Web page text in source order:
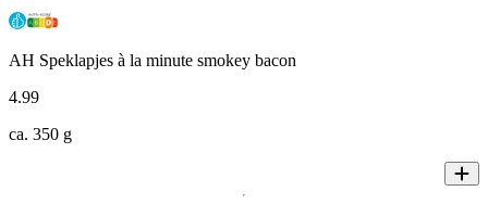
AH Speklapjes à la minute smokey bacon
4.99
ca. 350 g